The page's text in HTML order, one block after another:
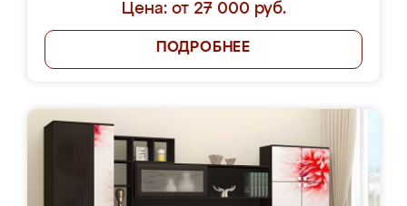
Цена: от 27 000 руб.
ПОДРОБНЕЕ